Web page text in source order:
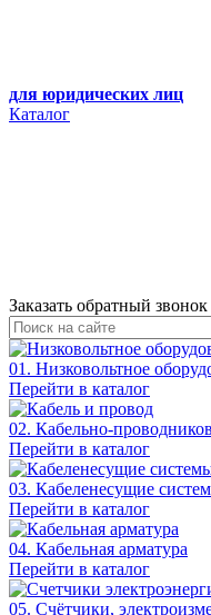
для юридических лиц
Каталог
Заказать обратный звонок
01. Низковольтное
Перейти в каталог
02. Кабельно-
Перейти в каталог
03. Кабеленесущие
Перейти в каталог
04. Кабельная арматура
Перейти в каталог
05. Счётчики,